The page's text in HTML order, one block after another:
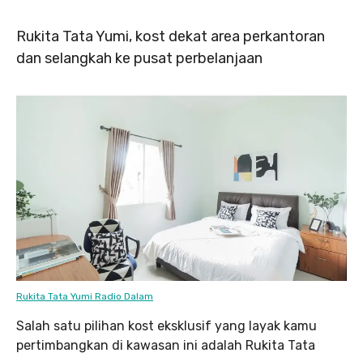
Rukita Tata Yumi, kost dekat area perkantoran
dan selangkah ke pusat perbelanjaan
Rukita Tata Yumi Radio Dalam
Salah satu pilihan kost eksklusif yang layak kamu
pertimbangkan di kawasan ini adalah Rukita Tata